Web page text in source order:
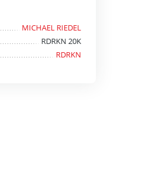
MICHAEL RIEDEL
RDRKN 20K
RDRKN